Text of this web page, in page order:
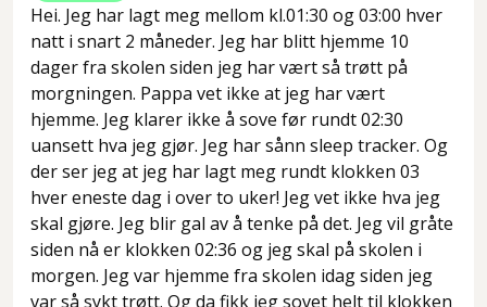
Hei. Jeg har lagt meg mellom kl.01:30 og 03:00 hver
natt i snart 2 måneder. Jeg har blitt hjemme 10
dager fra skolen siden jeg har vært så trøtt på
morgningen. Pappa vet ikke at jeg har vært
hjemme. Jeg klarer ikke å sove før rundt 02:30
uansett hva jeg gjør. Jeg har sånn sleep tracker. Og
der ser jeg at jeg har lagt meg rundt klokken 03
hver eneste dag i over to uker! Jeg vet ikke hva jeg
skal gjøre. Jeg blir gal av å tenke på det. Jeg vil gråte
siden nå er klokken 02:36 og jeg skal på skolen i
morgen. Jeg var hjemme fra skolen idag siden jeg
var så sykt trøtt. Og da fikk jeg sovet helt til klokken